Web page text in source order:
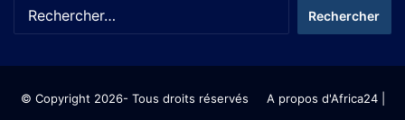
© Copyright 2026- Tous droits réservés A propos d'Africa24|